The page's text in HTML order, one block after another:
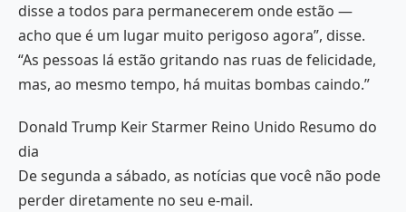
disse a todos para permanecerem onde estão —
acho que é um lugar muito perigoso agora”, disse.
“As pessoas lá estão gritando nas ruas de felicidade,
mas, ao mesmo tempo, há muitas bombas caindo.”
Donald Trump Keir Starmer Reino Unido Resumo do
dia
De segunda a sábado, as notícias que você não pode
perder diretamente no seu e-mail.